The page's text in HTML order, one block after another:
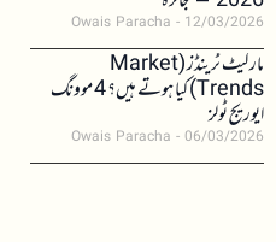
Owais Paracha 12/03/2026
مارکیٹ ٹرینڈز (Market
Trends) کیا ہوتے ہیں؟ 4 موونگ
ایوریج ٹولز
Owais Paracha 06/03/2026